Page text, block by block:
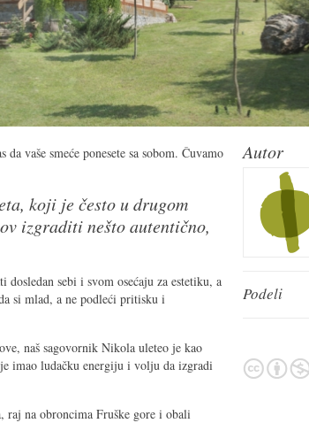
vaše smeće ponesete sa sobom. Čuvamo
koji je često u drugom
izgraditi nešto autentično,
sebi i svom osećaju za estetiku, a
si mlad, a ne podleći pritisku i
naš sagovornik Nikola uleteo je kao
imao ludačku energiju i volju da izgradi
na obroncima Fruške gore i obali
Autor
Podeli